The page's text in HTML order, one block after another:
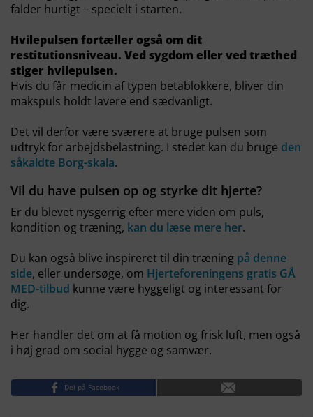
falder hurtigt – specielt i starten.
Hvilepulsen fortæller også om dit
restitutionsniveau. Ved sygdom eller ved træthed
stiger hvilepulsen.
Hvis du får medicin af typen betablokkere, bliver din
makspuls holdt lavere end sædvanligt.
Det vil derfor være sværere at bruge pulsen som
udtryk for arbejdsbelastning. I stedet kan du bruge den
såkaldte Borg-skala.
Vil du have pulsen op og styrke dit hjerte?
Er du blevet nysgerrig efter mere viden om puls,
kondition og træning, kan du læse mere her.
Du kan også blive inspireret til din træning på denne
side, eller undersøge, om Hjerteforeningens gratis GÅ
MED-tilbud kunne være hyggeligt og interessant for
dig.
Her handler det om at få motion og frisk luft, men også
i høj grad om social hygge og samvær.
Del på Facebook